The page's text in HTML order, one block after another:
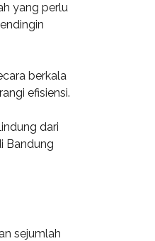
yang perlu
berkala
efisiensi.
dari
Bandung
sejumlah